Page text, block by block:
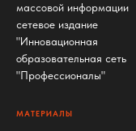
массовой информации
сетевое издание
"Инновационная
образовательная сеть
"Профессионалы"
МАТЕРИАЛЫ